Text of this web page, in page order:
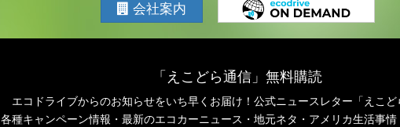
会社案内
「えこどら通信」無料購読
エコドライブからのお知らせをいち早くお届け！公式ニュースレター「えこど
各種キャンペーン情報・最新のエコカーニュース・地元ネタ・アメリカ生活事情